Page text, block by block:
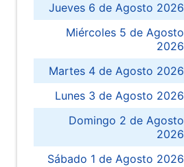
Jueves 6 de Agosto 2026
Miércoles 5 de Agosto
2026
Martes 4 de Agosto 2026
Lunes 3 de Agosto 2026
Domingo 2 de Agosto
2026
Sábado 1 de Agosto 2026